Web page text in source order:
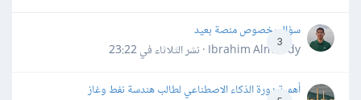
3
سؤال بخصوص منصة بعيد
Ibrahim Almahdy · نشر
الثلاثاء في 23:22
أهمية دورة الذكاء الاصطناعي لطالب هندسة نفط وغاز